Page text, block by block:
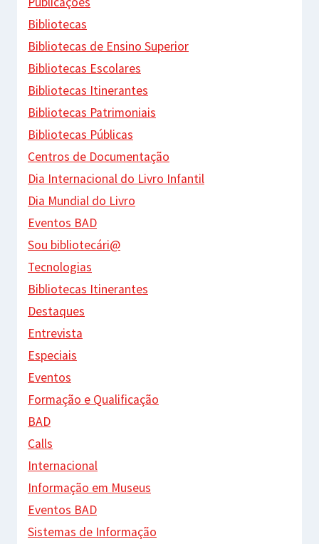
Bibliotecas
Bibliotecas de Ensino Superior
Bibliotecas Escolares
Bibliotecas Itinerantes
Bibliotecas Patrimoniais
Bibliotecas Públicas
Centros de Documentação
Dia Internacional do Livro Infantil
Dia Mundial do Livro
Eventos BAD
Sou bibliotecári@
Tecnologias
Bibliotecas Itinerantes
Destaques
Entrevista
Especiais
Eventos
Formação e Qualificação
BAD
Calls
Internacional
Informação em Museus
Eventos BAD
Sistemas de Informação